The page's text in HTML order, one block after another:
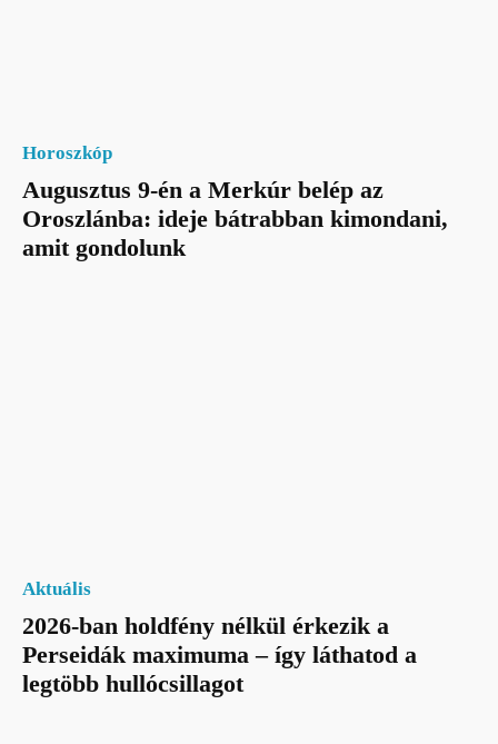
Horoszkóp
Augusztus 9-én a Merkúr belép az
Oroszlánba: ideje bátrabban kimondani,
amit gondolunk
Aktuális
2026-ban holdfény nélkül érkezik a
Perseidák maximuma – így láthatod a
legtöbb hullócsillagot